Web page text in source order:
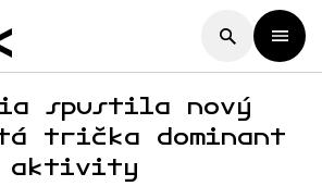
spustila nový
trička dominant
aktivity